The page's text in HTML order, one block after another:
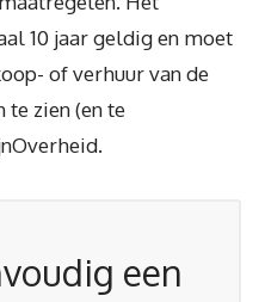
10 jaar geldig en moet
of verhuur van de
te zien (en te
een